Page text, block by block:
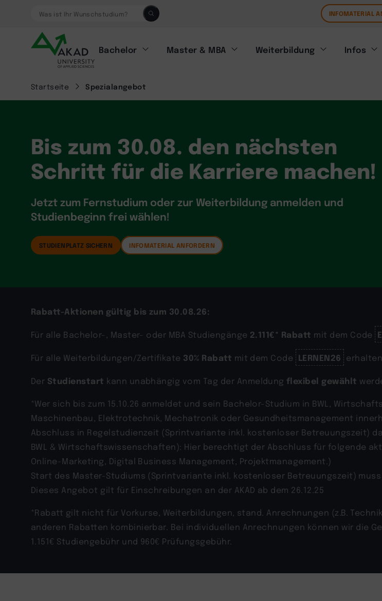
Was ist Ihr Wunschstudium? INFOMATERIAL
Bachelor Master & MBA Weiterbildung Infos
Startseite Spezialangebot
Bis zum 30.08. den nächsten
Schritt für die Karriere machen!
Jetzt zum Fernstudium oder zur Weiterbildung anmelden und
Studienbeginn frei wählen!
STUDIENPLATZ SICHERN INFOMATERIAL ANFORDERN
Rabatt-Aktionen gültig bis zum 30.08.26:
Für alle Bachelor-, Master- oder MBA Studiengänge 2.111€* Rabatt mit dem Code
Für alle Weiterbildungen/Zertifikate 30% Rabatt mit dem Code LERNEN26 erhalten.
Der Studienstart kann unabhängig vom Tag der Anmeldungflexibel gewählt
*Wer sich bis zum 15.10.26 anmeldet und sein Bachelor-Studium in BWL,
Maschinenbau, Elektrotechnik, Mechatronik oder Gesundheitsmanagement
Abschluss in Regelstudienzeit (Sprintvariante inkl. kostenloser Betreuungszeit)
BWL & Wirtschaftswissenschaften): Hier berechtigt der Abschluss für folgende
Online-Marketing, Digital Business Management, Projektmanagement.)
Start des Master-Studiums (Sprintvariante inkl. kostenloser Betreuungszeit)
Dieses Angebot gilt für Einschreibungen an der AKAD ab dem 26.12.25
*Rabatt gilt nicht für Vorkurse, Weiterbildungen, stand. Anrechnungen (z.B.
anderen Rabatten kombinierbar. Bei individuellen Anrechnungen können wir die
1.151€ Studiengebühr und 960€ Prüfungsgebühr.